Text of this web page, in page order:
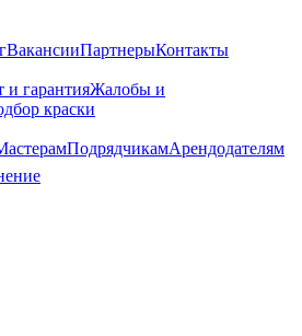
ВакансииПартнерыКонтакты
и гарантияЖалобы и
краски
ПодрядчикамАрендодателям